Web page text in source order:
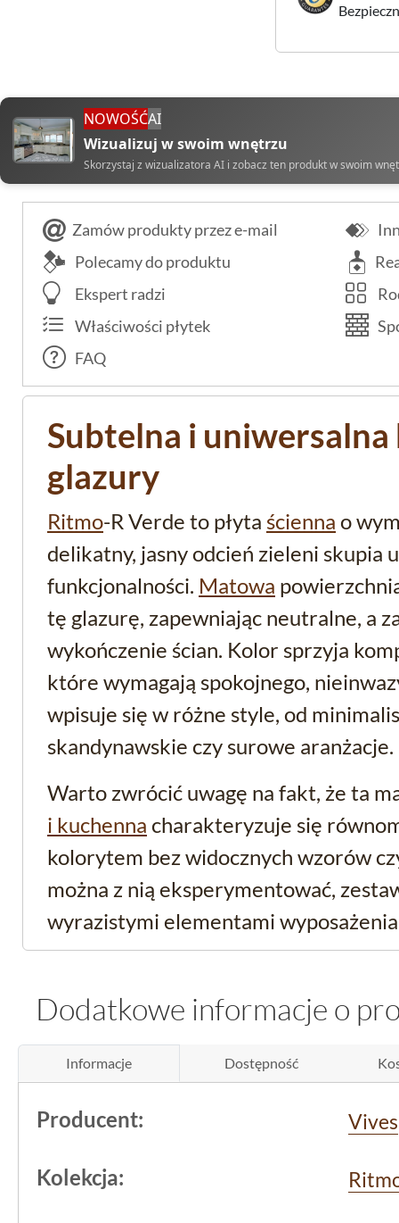
NOWOŚĆAI
Wizualizuj w swoim wnętrzu
Skorzystaj z wizualizatora AI i zobacz ten produkt w swoim
Zamów produkty przez e-mail
Polecamy do produktu
Ekspert radzi
Właściwości płytek
FAQ
Subtelna i
glazury
Ritmo-R Verde to płyta ścienna o
delikatny, jasny odcień zieleni skupia
funkcjonalności. Matowa
tę glazurę, zapewniając neutralne, a
wykończenie ścian. Kolor sprzyja
które wymagają spokojnego,
wpisuje się w różne style, od
skandynawskie czy surowe aranżacje.
Warto zwrócić uwagę na fakt, że ta
i kuchenna charakteryzuje się
kolorytem bez widocznych wzorów
można z nią eksperymentować,
wyrazistymi elementami
akcentami dekoracyjnymi.
Właściwości
wymagających
precyzyjnie docięte, aby umożliwić
jednolitej powierzchni po ułożeniu.
gdzie liczy się estetyka i łatwość
Dodatkowe informacje o
Informacje Dostępność
Producent: Vives
Kolekcja: